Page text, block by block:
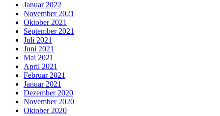
Januar 2022
November 2021
Oktober 2021
September 2021
Juli 2021
Juni 2021
Mai 2021
April 2021
Februar 2021
Januar 2021
Dezember 2020
November 2020
Oktober 2020